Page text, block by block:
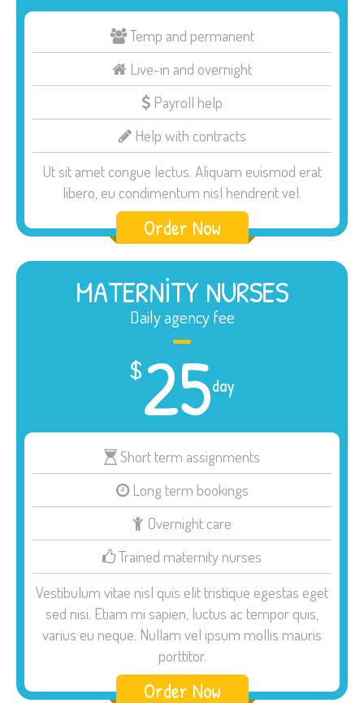
Temp and permanent
Live-in and overnight
Payroll help
Help with contracts
Ut sit amet congue lectus. Aliquam euismod erat
libero, eu condimentum nisl hendrerit vel.
Order Now
MATERNITY NURSES
Daily agency fee
$25day
Short term assignments
Long term bookings
Overnight care
Trained maternity nurses
Vestibulum vitae nisl quis elit tristique egestas eget
sed nisi. Etiam mi sapien, luctus ac tempor quis,
varius eu neque. Nullam vel ipsum mollis mauris
porttitor.
Order Now